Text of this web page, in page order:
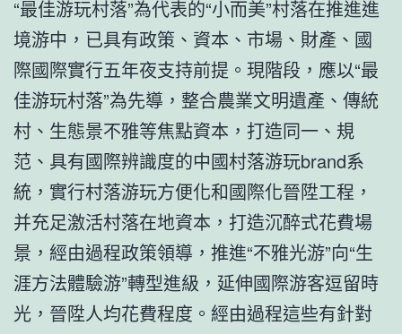
“最佳游玩村落”為代表的“小而美”村落在推進進
境游中，已具有政策、資本、市場、財產、國
際國際實行五年夜支持前提。現階段，應以“最
佳游玩村落”為先導，整合農業文明遺產、傳統
村、生態景不雅等焦點資本，打造同一、規
范、具有國際辨識度的中國村落游玩brand系
統，實行村落游玩方便化和國際化晉陞工程，
并充足激活村落在地資本，打造沉醉式花費場
景，經由過程政策領導，推進“不雅光游”向“生
涯方法體驗游”轉型進級，延伸國際游客逗留時
光，晉陞人均花費程度。經由過程這些有針對